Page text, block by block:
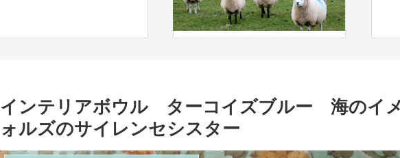
インテリアボウル ターコイズブルー 海のイ
ォルズのサイレンセシスター